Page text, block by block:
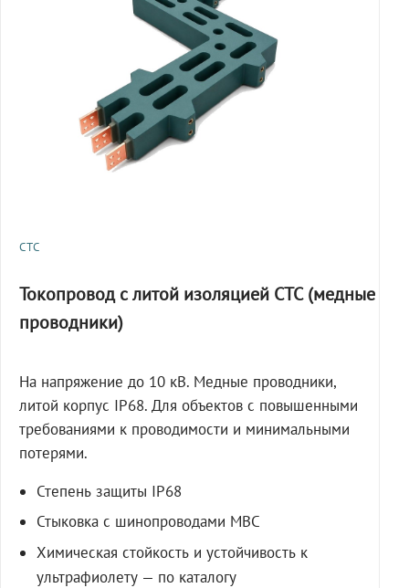
СТС
Токопровод с литой изоляцией СТС (медные
проводники)
На напряжение до 10 кВ. Медные проводники,
литой корпус IP68. Для объектов с повышенными
требованиями к проводимости и минимальными
потерями.
Степень защиты IP68
Стыковка с шинопроводами МВС
Химическая стойкость и устойчивость к
ультрафиолету — по каталогу